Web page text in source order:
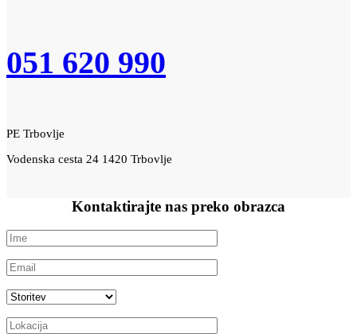
051 620 990
PE Trbovlje
Vodenska cesta 24 1420 Trbovlje
Kontaktirajte nas preko obrazca